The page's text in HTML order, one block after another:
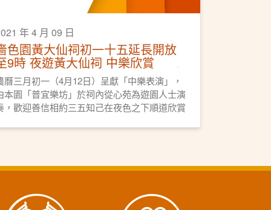
年 4 月 09 日
色園黃大仙祠初一十五延長開放
9時 夜遊黃大仙祠 中樂欣賞
曆三月初一（4月12日）呈獻「中樂表演」，
本園「普宜樂坊」於祠內從心苑為遊園人士演
，歡迎善信相約三五知己在夜色之下順道欣賞